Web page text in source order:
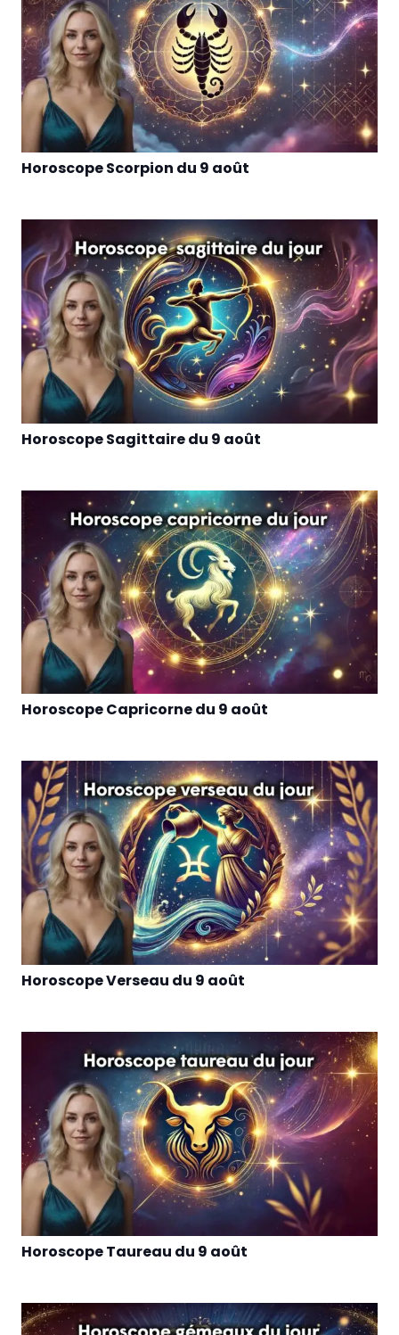
Horoscope Scorpion du 9 août
Horoscope Sagittaire du 9 août
Horoscope Capricorne du 9 août
Horoscope Verseau du 9 août
Horoscope Taureau du 9 août